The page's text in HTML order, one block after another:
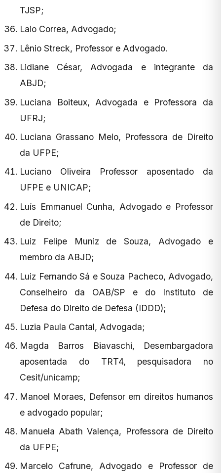
TJSP;
Laio Correa, Advogado;
Lênio Streck, Professor e Advogado.
Lidiane César, Advogada e integrante da
ABJD;
Luciana Boiteux, Advogada e Professora da
UFRJ;
Luciana Grassano Melo, Professora de Direito
da UFPE;
Luciano Oliveira Professor aposentado da
UFPE e UNICAP;
Luís Emmanuel Cunha, Advogado e Professor
de Direito;
Luiz Felipe Muniz de Souza, Advogado e
membro da ABJD;
Luiz Fernando Sá e Souza Pacheco, Advogado,
Conselheiro da OAB/SP e do Instituto de
Defesa do Direito de Defesa (IDDD);
Luzia Paula Cantal, Advogada;
Magda Barros Biavaschi, Desembargadora
aposentada do TRT4, pesquisadora no
Cesit/unicamp;
Manoel Moraes, Defensor em direitos humanos
e advogado popular;
Manuela Abath Valença, Professora de Direito
da UFPE;
Marcelo Cafrune, Advogado e Professor de